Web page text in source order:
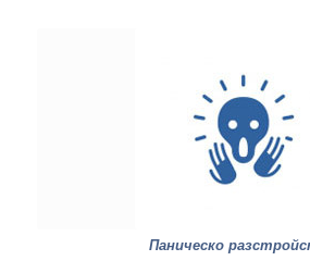
Паническо